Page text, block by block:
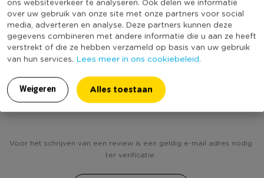
over uw gebruik van onze site met onze partners voor social
media, adverteren en analyse. Deze partners kunnen deze
gegevens combineren met andere informatie die u aan ze heeft
verstrekt of die ze hebben verzameld op basis van uw gebruik
van hun services. Lees meer in ons cookiebeleid.
Weigeren Alles toestaan
Kleur
Geel
Duurzaamheidsscore
(Nog) geen score
bekend
Heb jij Uitsteekvormpjes - Australië? Schrijf een
Voor het schrijven van een review is een geldig e-mail adres nodig
ter verificatie.